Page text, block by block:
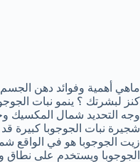
ماهي أهمية وفوائد دهن الجسم
كنز لبشرتك ؟ ينمو نبات
وجه التحديد شمال المكسيك
زيت الجوجوبا هو في الواقع
الجوجوبا ويستخدم على